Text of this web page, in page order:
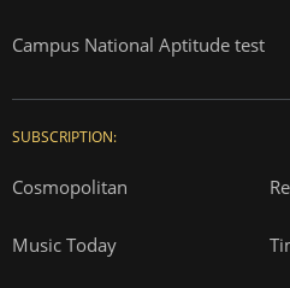
Campus National Aptitude test
SUBSCRIPTION:
Cosmopolitan
Music Today